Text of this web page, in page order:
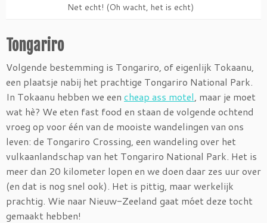
Net echt! (Oh wacht, het is echt)
Tongariro
Volgende bestemming is Tongariro, of eigenlijk Tokaanu,
een plaatsje nabij het prachtige Tongariro National Park.
In Tokaanu hebben we een cheap ass motel, maar je moet
wat hè? We eten fast food en staan de volgende ochtend
vroeg op voor één van de mooiste wandelingen van ons
leven: de Tongariro Crossing, een wandeling over het
vulkaanlandschap van het Tongariro National Park. Het is
meer dan 20 kilometer lopen en we doen daar zes uur over
(en dat is nog snel ook). Het is pittig, maar werkelijk
prachtig. Wie naar Nieuw-Zeeland gaat móet deze tocht
gemaakt hebben!